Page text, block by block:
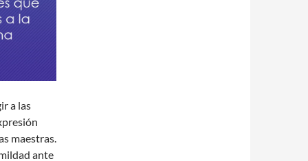
a las
maestras.
ante